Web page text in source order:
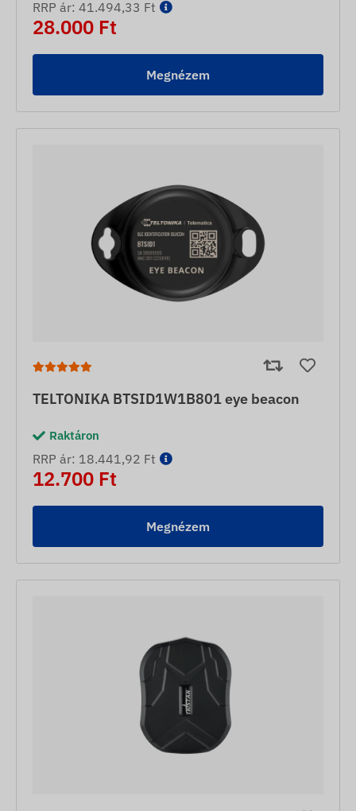
RRP ár: 41.494,33 Ft
28.000 Ft
Megnézem
TELTONIKA BTSID1W1B801 eye beacon
Raktáron
RRP ár: 18.441,92 Ft
12.700 Ft
Megnézem